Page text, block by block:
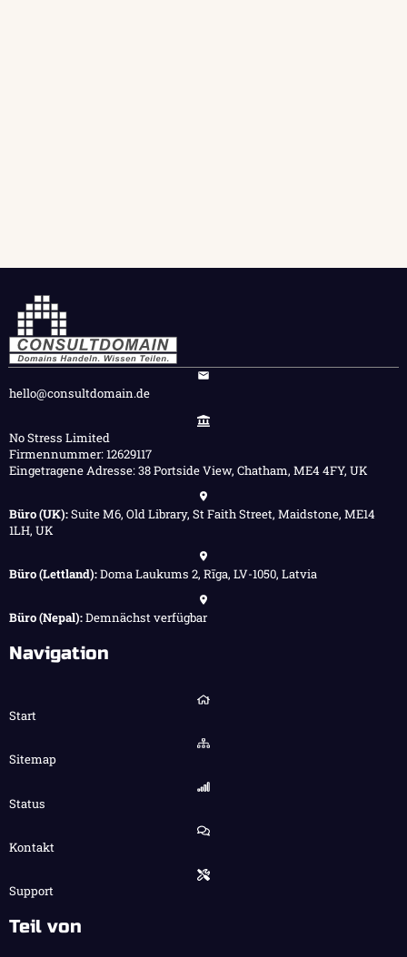
hello@consultdomain.de
No Stress Limited
Firmennummer: 12629117
Eingetragene Adresse: 38 Portside View, Chatham, ME4 4FY, UK
Büro (UK):Suite M6, Old Library, St Faith Street, Maidstone, ME14
1LH, UK
Büro (Lettland):Doma Laukums 2, Rīga, LV-1050, Latvia
Büro (Nepal):Demnächst verfügbar
Navigation
Start
Sitemap
Status
Kontakt
Support
Teil von